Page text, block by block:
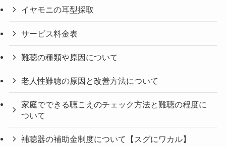
イヤモニの耳型採取
サービス料金表
難聴の種類や原因について
老人性難聴の原因と改善方法について
家庭でできる聴こえのチェック方法と難聴の程度に
ついて
補聴器の補助金制度について【スグにワカル】